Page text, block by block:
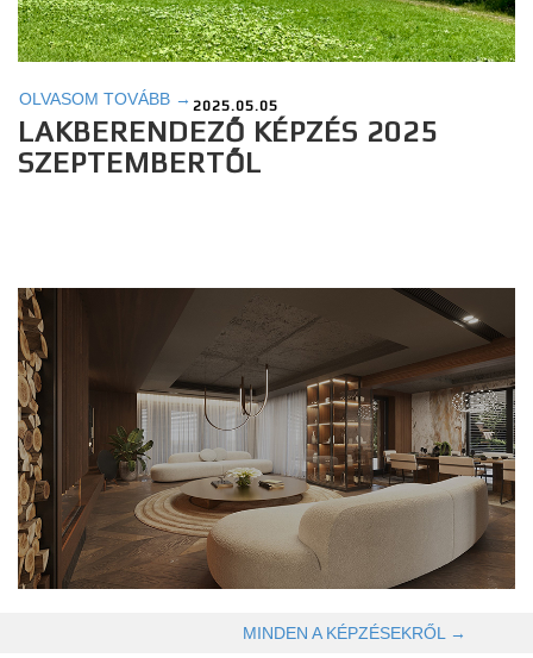
OLVASOM TOVÁBB → 2025.05.05
LAKBERENDEZŐ KÉPZÉS 2025
SZEPTEMBERTŐL
MINDEN A KÉPZÉSEKRŐL →